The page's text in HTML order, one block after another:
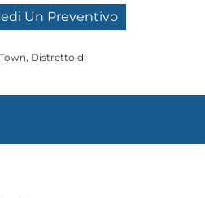
Un Preventivo
Distretto di